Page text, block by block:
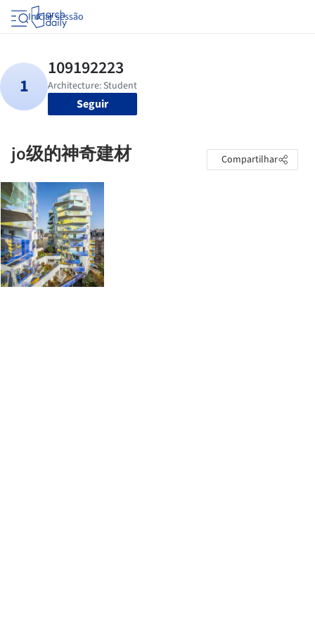
Iniciar sessão
Seguir
jo级的神奇建材 Compartilhar